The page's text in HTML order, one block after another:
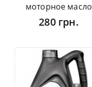
моторное масло
280 грн.